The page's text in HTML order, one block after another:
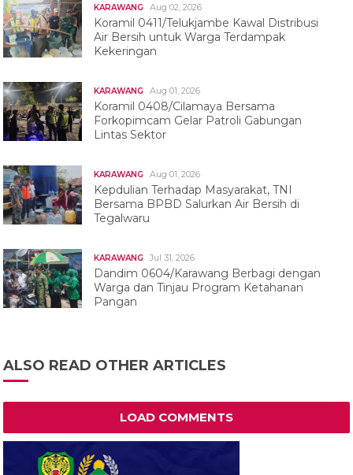
KARAWANG Aug 02, 2026
Koramil 0411/Telukjambe Kawal Distribusi
Air Bersih untuk Warga Terdampak
Kekeringan
KARAWANG Aug 01, 2026
Koramil 0408/Cilamaya Bersama
Forkopimcam Gelar Patroli Gabungan
Lintas Sektor
KARAWANG Aug 01, 2026
Kepdulian Terhadap Masyarakat, TNI
Bersama BPBD Salurkan Air Bersih di
Tegalwaru
KARAWANG Jul 31, 2026
Dandim 0604/Karawang Berbagi dengan
Warga dan Tinjau Program Ketahanan
Pangan
ALSO READ OTHER ARTICLES
LOAD COMMENTS